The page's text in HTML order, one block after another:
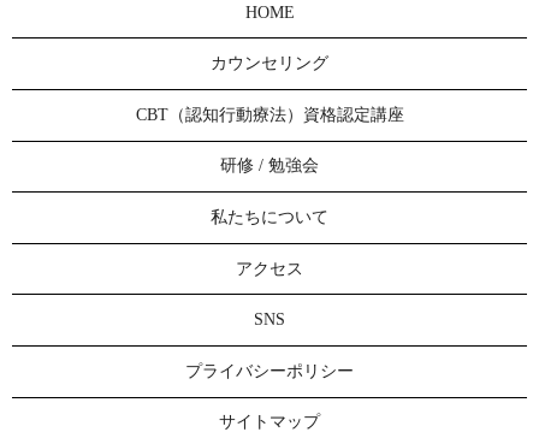
HOME
カウンセリング
CBT（認知行動療法）資格認定講座
研修 / 勉強会
私たちについて
アクセス
SNS
プライバシーポリシー
サイトマップ